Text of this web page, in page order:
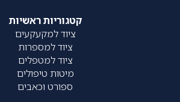
קטגוריות ראשיות
ציוד למקעקעים
ציוד למספרות
ציוד למטפלים
מיטות טיפולים
ספורט וכאבים